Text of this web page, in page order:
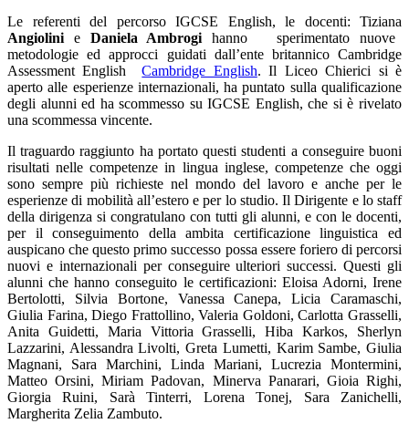
Le referenti del percorso IGCSE English, le docenti: Tiziana
Angiolini e Daniela Ambrogi hanno sperimentato nuove
metodologie ed approcci guidati dall’ente britannico Cambridge
Assessment EnglishCambridge English. Il Liceo Chierici si è
aperto alle esperienze internazionali, ha puntato sulla qualificazione
degli alunni ed ha scommesso su IGCSE English, che si è rivelato
una scommessa vincente.
Il traguardo raggiunto ha portato questi studenti a conseguire buoni
risultati nelle competenze in lingua inglese, competenze che oggi
sono sempre più richieste nel mondo del lavoro e anche per le
esperienze di mobilità all’estero e per lo studio. Il Dirigente e lo staff
della dirigenza si congratulano con tutti gli alunni, e con le docenti,
per il conseguimento della ambita certificazione linguistica ed
auspicano che questo primo successo possa essere foriero di percorsi
nuovi e internazionali per conseguire ulteriori successi. Questi gli
alunni che hanno conseguito le certificazioni: Eloisa Adorni, Irene
Bertolotti, Silvia Bortone, Vanessa Canepa, Licia Caramaschi,
Giulia Farina, Diego Frattollino, Valeria Goldoni, Carlotta Grasselli,
Anita Guidetti, Maria Vittoria Grasselli, Hiba Karkos, Sherlyn
Lazzarini, Alessandra Livolti, Greta Lumetti, Karim Sambe, Giulia
Magnani, Sara Marchini, Linda Mariani, Lucrezia Montermini,
Matteo Orsini, Miriam Padovan, Minerva Panarari, Gioia Righi,
Giorgia Ruini, Sarà Tinterri, Lorena Tonej, Sara Zanichelli,
Margherita Zelia Zambuto.